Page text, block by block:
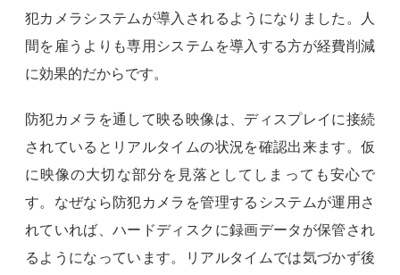
犯カメラシステムが導入されるようになりました。人
間を雇うよりも専用システムを導入する方が経費削減
に効果的だからです。
防犯カメラを通して映る映像は、ディスプレイに接続
されているとリアルタイムの状況を確認出来ます。仮
に映像の大切な部分を見落としてしまっても安心で
す。なぜなら防犯カメラを管理するシステムが運用さ
れていれば、ハードディスクに録画データが保管され
るようになっています。リアルタイムでは気づかず後